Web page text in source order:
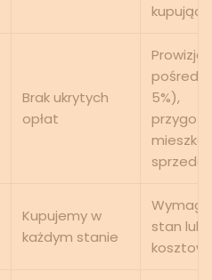
Brak ukrytych
opłat
Prowizja
5%),
Kupujemy w
każdym stanie
stan lub